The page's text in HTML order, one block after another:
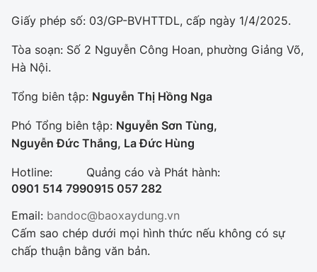
Giấy phép số: 03/GP-BVHTTDL, cấp ngày 1/4/2025.
Tòa soạn: Số 2 Nguyễn Công Hoan, phường Giảng Võ,
Hà Nội.
Tổng biên tập: Nguyễn Thị Hồng Nga
Phó Tổng biên tập: Nguyễn Sơn Tùng,
Nguyễn Đức Thắng, La Đức Hùng
Hotline:
0901 514 799
Quảng cáo và Phát hành:
0915 057 282
Email: bandoc@baoxaydung.vn
Cấm sao chép dưới mọi hình thức nếu không có sự
chấp thuận bằng văn bản.